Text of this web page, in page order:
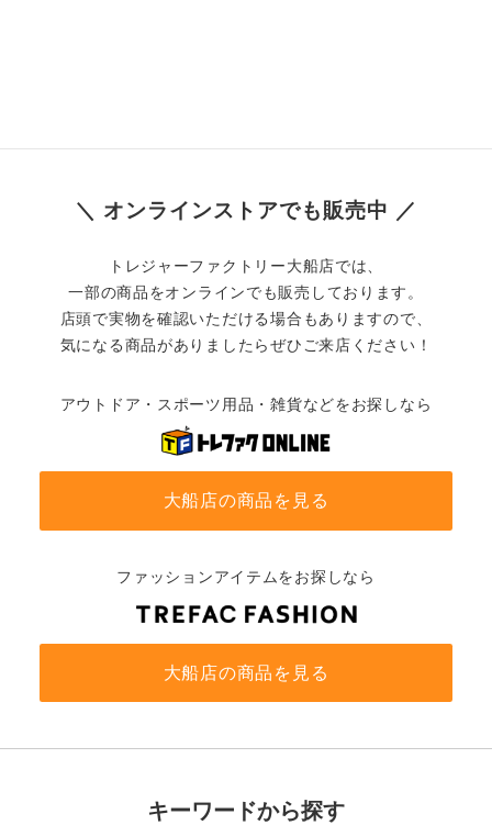
＼ オンラインストアでも販売中 ／
トレジャーファクトリー大船店では、
一部の商品をオンラインでも販売しております。
店頭で実物を確認いただける場合もありますので、
気になる商品がありましたらぜひご来店ください！
アウトドア・スポーツ用品・雑貨などをお探しなら
大船店の商品を見る
ファッションアイテムをお探しなら
大船店の商品を見る
キーワードから探す